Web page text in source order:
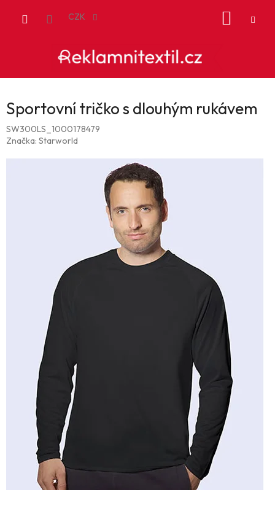
CZK
Sportovní tričko s dlouhým rukávem
SW300LS_1000178479
Značka: Starworld